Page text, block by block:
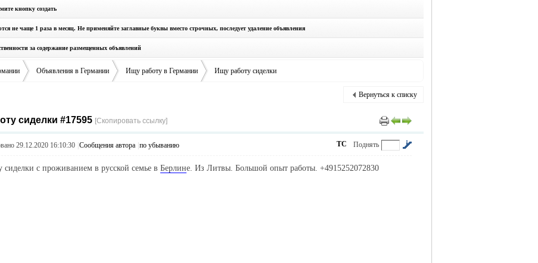
кнопку создать
не чаще 1 раза в месяц. Не применяйте заглавные буквы вместо строчных, последует удаление объявления
за содержание размещенных объявлений
›
Объявления в Германии
›
Ищу работу в Германии Ищу работу сиделки
Вернуться к списку
сиделки #17595 [Скопировать ссылку]
Поднять
ТС
29.12.2020 16:10:30 Сообщения автора по убыванию
сиделки с проживанием в русской семье в Берлине. Из Литвы. Большой опыт работы. +4915252072830